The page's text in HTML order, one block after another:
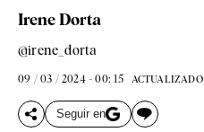
Irene Dorta
@irene_dorta
09 / 03 / 2024 - 00: 15 ACTUALIZADO
Seguir en